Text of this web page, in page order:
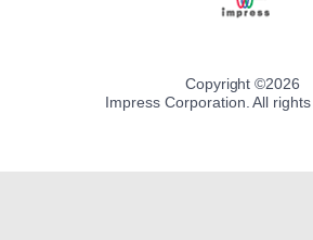
Copyright ©2026
Impress Corporation. All